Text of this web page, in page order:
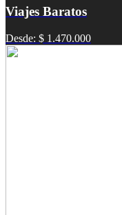
Viajes Baratos
Desde: $ 1.470.000